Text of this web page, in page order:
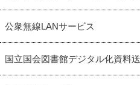
公衆無線LANサービス
国立国会図書館デジタル化資料